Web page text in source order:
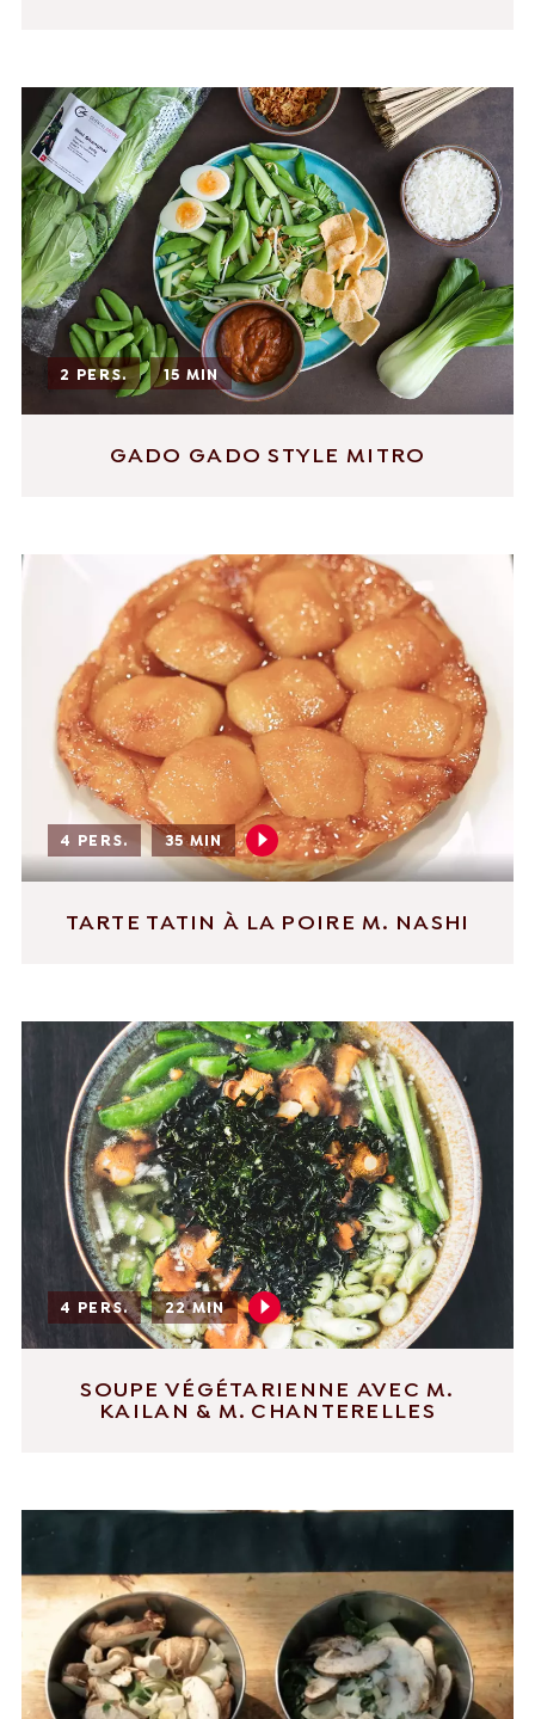
2 PERS. 15 MIN
GADO GADO STYLE MITRO
4 PERS. 35 MIN
TARTE TATIN À LA POIRE M. NASHI
4 PERS. 22 MIN
SOUPE VÉGÉTARIENNE AVEC M.
KAILAN & M. CHANTERELLES